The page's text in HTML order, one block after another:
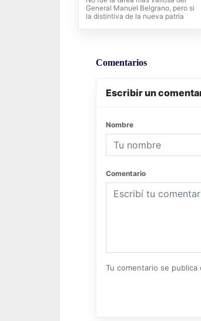
General Manuel Belgrano, pero si
la distintiva de la nueva patria
Comentarios
Escribir un
Nombre
Comentario
Tu comentario se